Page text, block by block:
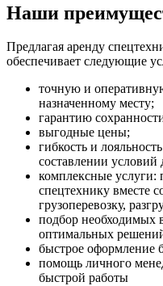
Наши
Предлагая аренду
обеспечивает следующие
точную и
назначенному месту;
гарантию
выгодные цены;
гибкость и
составлении условий
комплексные услуги:
спецтехнику вместе
грузоперевозку,
подбор необходимых
оптимальных
быстрое оформление
помощь личного
быстрой работы